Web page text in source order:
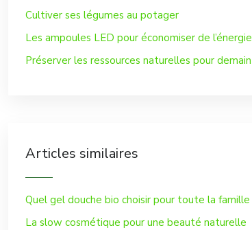
Cultiver ses légumes au potager
Les ampoules LED pour économiser de l’énergie
Préserver les ressources naturelles pour demain
Articles similaires
Quel gel douche bio choisir pour toute la famille
La slow cosmétique pour une beauté naturelle